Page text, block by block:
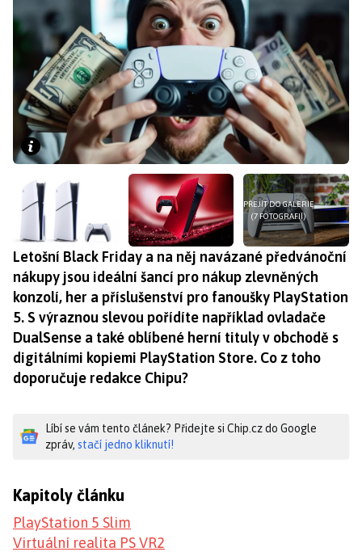
PŘEJÍT DO GALERIE
(7 FOTOGRAFIÍ)
Letošní Black Friday a na něj navázané předvánoční
nákupy jsou ideální šancí pro nákup zlevněných
konzolí, her a příslušenství pro fanoušky PlayStation
5. S výraznou slevou pořídíte například ovladače
DualSense a také oblíbené herní tituly v obchodě s
digitálními kopiemi PlayStation Store. Co z toho
doporučuje redakce Chipu?
Líbí se vám tento článek? Přidejte si Chip.cz do Google
zpráv, stačí jedno kliknutí!
Kapitoly článku
PlayStation 5 Slim
Virtuální realita PS VR2